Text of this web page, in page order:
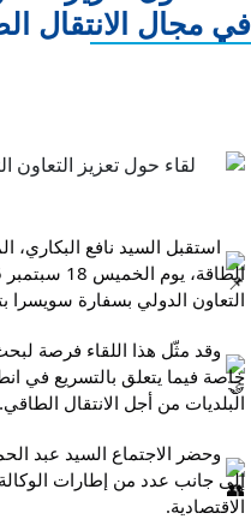
في مجال الانتقال
التعاون الدولي بسفارة سويسرا
البلديات من أجل الانتقال الطاقي.
الاقتصادية.